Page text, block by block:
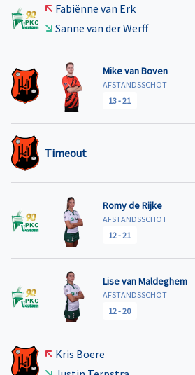
Fabiënne van Erk
Sanne van der Werff
Mike van Boven
AFSTANDSSCHOT
13-21
Timeout
Romy de Rijke
AFSTANDSSCHOT
12-21
Lise van Maldeghem
AFSTANDSSCHOT
12-20
Kris Boere